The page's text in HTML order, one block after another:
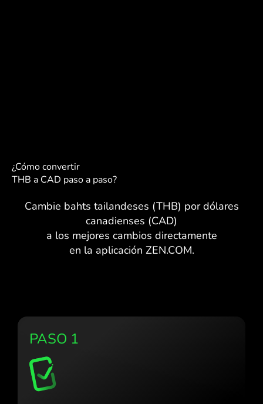
¿Cómo convertir
THB a CAD paso a paso?
Cambie bahts tailandeses (THB) por dólares
canadienses (CAD)
a los mejores cambios directamente
en la aplicación ZEN.COM.
PASO 1